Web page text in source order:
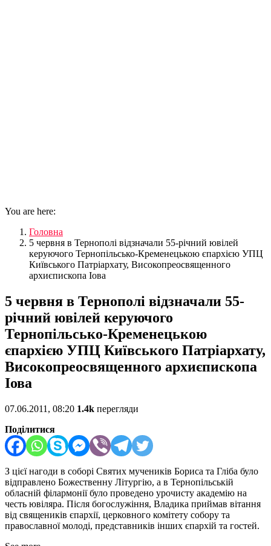
You are here:
Головна
5 червня в Тернополі відзначали 55-річний ювілей
керуючого Тернопільсько-Кременецькою єпархією УПЦ
Київського Патріархату, Високопреосвященного
архиєпископа Іова
5 червня в Тернополі відзначали 55-
річний ювілей керуючого
Тернопільсько-Кременецькою
єпархією УПЦ Київського Патріархату,
Високопреосвященного архиєпископа
Іова
07.06.2011, 08:20 1.4k перегляди
Поділитися
З цієї нагоди в соборі Святих мучеників Бориса та Гліба було
відправлено Божественну Літургію, а в Тернопільській
обласній філармонії було проведено урочисту академію на
честь ювіляра. Після богослужіння, Владика приймав вітання
від священиків єпархії, церковного комітету собору та
православної молоді, представників інших єпархій та гостей.